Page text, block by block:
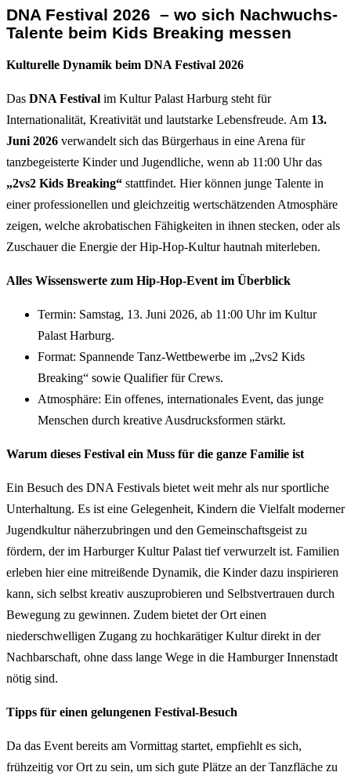
DNA Festival 2026 – wo sich Nachwuchs-
Talente beim Kids Breaking messen
Kulturelle Dynamik beim DNA Festival 2026
Das DNA Festival im Kultur Palast Harburg steht für
Internationalität, Kreativität und lautstarke Lebensfreude. Am 13.
Juni 2026 verwandelt sich das Bürgerhaus in eine Arena für
tanzbegeisterte Kinder und Jugendliche, wenn ab 11:00 Uhr das
„2vs2 Kids Breaking“ stattfindet. Hier können junge Talente in
einer professionellen und gleichzeitig wertschätzenden Atmosphäre
zeigen, welche akrobatischen Fähigkeiten in ihnen stecken, oder als
Zuschauer die Energie der Hip-Hop-Kultur hautnah miterleben.
Alles Wissenswerte zum Hip-Hop-Event im Überblick
Termin: Samstag, 13. Juni 2026, ab 11:00 Uhr im Kultur
Palast Harburg.
Format: Spannende Tanz-Wettbewerbe im „2vs2 Kids
Breaking“ sowie Qualifier für Crews.
Atmosphäre: Ein offenes, internationales Event, das junge
Menschen durch kreative Ausdrucksformen stärkt.
Warum dieses Festival ein Muss für die ganze Familie ist
Ein Besuch des DNA Festivals bietet weit mehr als nur sportliche
Unterhaltung. Es ist eine Gelegenheit, Kindern die Vielfalt moderner
Jugendkultur näherzubringen und den Gemeinschaftsgeist zu
fördern, der im Harburger Kultur Palast tief verwurzelt ist. Familien
erleben hier eine mitreißende Dynamik, die Kinder dazu inspirieren
kann, sich selbst kreativ auszuprobieren und Selbstvertrauen durch
Bewegung zu gewinnen. Zudem bietet der Ort einen
niederschwelligen Zugang zu hochkarätiger Kultur direkt in der
Nachbarschaft, ohne dass lange Wege in die Hamburger Innenstadt
nötig sind.
Tipps für einen gelungenen Festival-Besuch
Da das Event bereits am Vormittag startet, empfiehlt es sich,
frühzeitig vor Ort zu sein, um sich gute Plätze an der Tanzfläche zu